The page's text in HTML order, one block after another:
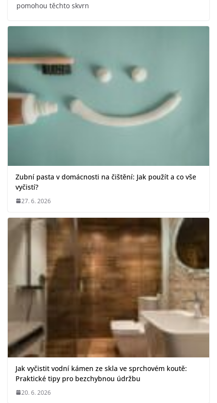
pomohou těchto skvrn
Zubní pasta v domácnosti na čištění: Jak použít a co vše
vyčistí?
27. 6. 2026
Jak vyčistit vodní kámen ze skla ve sprchovém koutě:
Praktické tipy pro bezchybnou údržbu
20. 6. 2026